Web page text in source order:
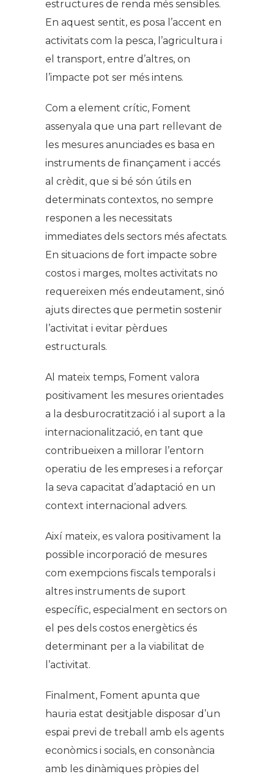
estructures de renda més sensibles.
En aquest sentit, es posa l’accent en
activitats com la pesca, l’agricultura i
el transport, entre d’altres, on
l’impacte pot ser més intens.
Com a element crític, Foment
assenyala que una part rellevant de
les mesures anunciades es basa en
instruments de finançament i accés
al crèdit, que si bé són útils en
determinats contextos, no sempre
responen a les necessitats
immediates dels sectors més afectats.
En situacions de fort impacte sobre
costos i marges, moltes activitats no
requereixen més endeutament, sinó
ajuts directes que permetin sostenir
l’activitat i evitar pèrdues
estructurals.
Al mateix temps, Foment valora
positivament les mesures orientades
a la desburocratització i al suport a la
internacionalització, en tant que
contribueixen a millorar l’entorn
operatiu de les empreses i a reforçar
la seva capacitat d’adaptació en un
context internacional advers.
Així mateix, es valora positivament la
possible incorporació de mesures
com exempcions fiscals temporals i
altres instruments de suport
específic, especialment en sectors on
el pes dels costos energètics és
determinant per a la viabilitat de
l’activitat.
Finalment, Foment apunta que
hauria estat desitjable disposar d’un
espai previ de treball amb els agents
econòmics i socials, en consonància
amb les dinàmiques pròpies del